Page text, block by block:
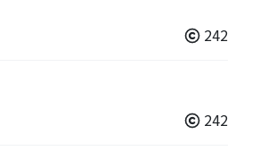
242
242